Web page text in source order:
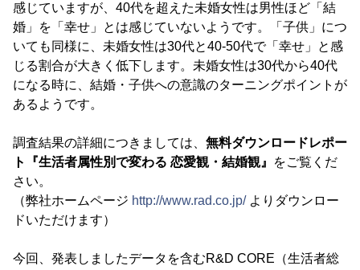
感じていますが、40代を超えた未婚女性は男性ほど「結
婚」を「幸せ」とは感じていないようです。「子供」につ
いても同様に、未婚女性は30代と40-50代で「幸せ」と感
じる割合が大きく低下します。未婚女性は30代から40代
になる時に、結婚・子供への意識のターニングポイントが
あるようです。
調査結果の詳細につきましては、 無料ダウンロードレポー
ト『生活者属性別で変わる 恋愛観・結婚観』
をご覧くだ
さい。
（弊社ホームページ http://www.rad.co.jp/よりダウンロー
ドいただけます）
今回、発表しましたデータを含むR&D CORE（生活者総